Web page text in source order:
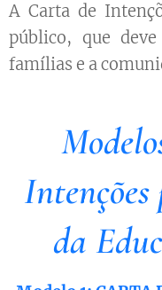
A Carta de
público, que
famílias e a
Intenções
da